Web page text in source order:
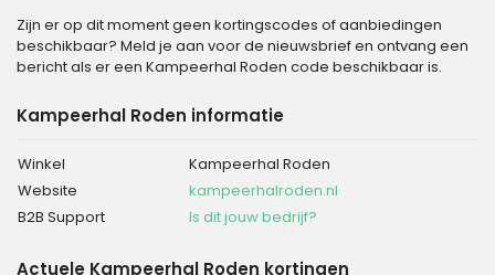
Zijn er op dit moment geen kortingscodes of aanbiedingen
beschikbaar? Meld je aan voor de nieuwsbrief en ontvang een
bericht als er een Kampeerhal Roden code beschikbaar is.
Kampeerhal Roden informatie
Winkel
Kampeerhal Roden
Website
kampeerhalroden.nl
B2B Support
Is dit jouw bedrijf?
Actuele Kampeerhal Roden kortingen